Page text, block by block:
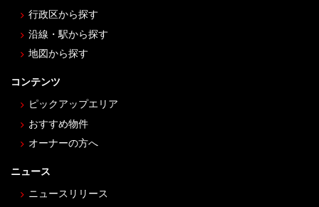
行政区から探す
沿線・駅から探す
地図から探す
コンテンツ
ピックアップエリア
おすすめ物件
オーナーの方へ
ニュース
ニュースリリース